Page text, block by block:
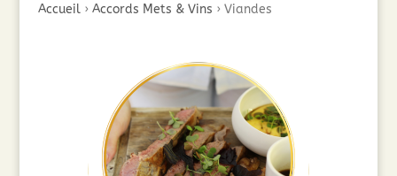
Accueil› Accords Mets & Vins › Viandes